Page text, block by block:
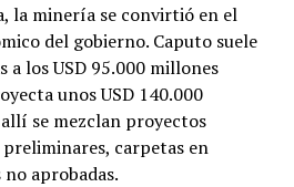
la minería se convirtió en el
del gobierno. Caputo suele
a los USD 95.000 millones
unos USD 140.000
se mezclan proyectos
carpetas en
aprobadas.